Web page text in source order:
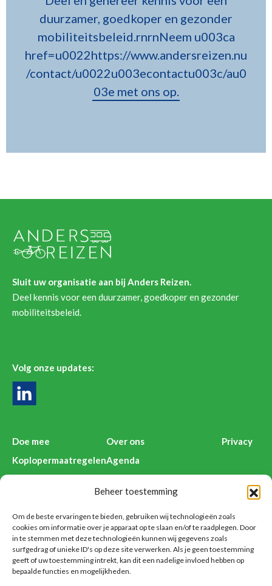
Beheer toestemming
Om de beste ervaringen te bieden, gebruiken wij technologieën zoals
cookies om informatie over je apparaat op te slaan en/of te raadplegen. Door
in te stemmen met deze technologieën kunnen wij gegevens zoals
surfgedrag of unieke ID's op deze site verwerken. Als je geen toestemming
geeft of uw toestemming intrekt, kan dit een nadelige invloed hebben op
bepaalde functies en mogelijkheden.
duurzamer, goedkoper en gezonder
mobiliteitsbeleid.rnrnNeem u003ca
href=u0022https://www.andersreizen.nu
/contact/u0022u003econtactu003c/au0
03e met ons op.
Sluit uw organisatie aan bij Anders Reizen.
Deel kennis voor een duurzamer, goedkoper en gezonder
mobiliteitsbeleid.
Doe mee
Koplopermaatregelen
Voorbeelden
Over ons
Agenda
Contact
Disclaimer
Privacy
Volg onze updates:
Anders Reizen is een initiatief van: